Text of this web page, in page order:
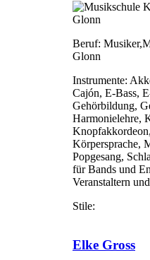
Glonn
Beruf:
Glonn
Instrumente:
Cajón, E-Bass,
Gehörbildung,
Harmonielehre,
Körpersprache,
Popgesang,
für Bands und
Veranstaltern
Stile:
Elke Gross